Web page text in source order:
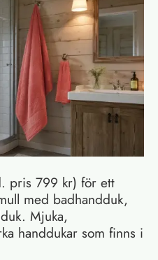
pris 799 kr) för ett
med badhandduk,
Mjuka,
handdukar som finns i